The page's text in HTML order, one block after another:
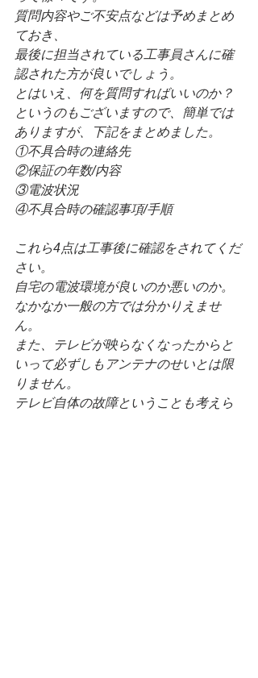
質問内容やご不安点などは予めまとめ
ておき、
最後に担当されている工事員さんに確
認された方が良いでしょう。
とはいえ、何を質問すればいいのか？
というのもございますので、簡単では
ありますが、下記をまとめました。
①不具合時の連絡先
②保証の年数/内容
③電波状況
④不具合時の確認事項/手順
これら4点は工事後に確認をされてくだ
さい。
自宅の電波環境が良いのか悪いのか。
なかなか一般の方では分かりえませ
ん。
また、テレビが映らなくなったからと
いって必ずしもアンテナのせいとは限
りません。
テレビ自体の故障ということも考えら